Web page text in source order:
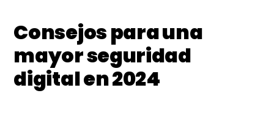
Consejos para una
mayor seguridad
digital en 2024